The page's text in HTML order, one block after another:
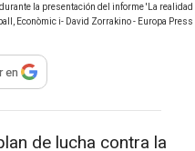
la presentación del informe 'La realidad
Econòmic i- David Zorrakino - Europa Press
en
de lucha contra la